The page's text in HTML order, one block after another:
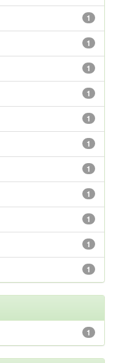
1
1
1
1
1
1
1
1
1
1
1
1